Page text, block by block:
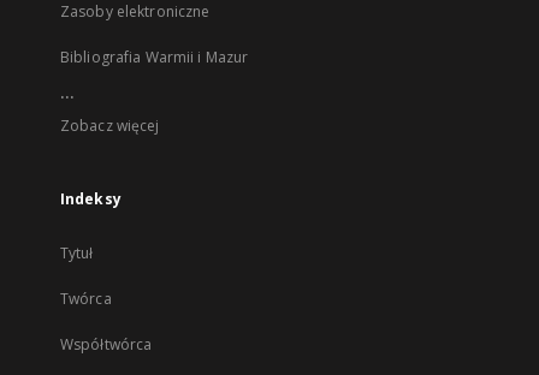
Zasoby elektroniczne
Bibliografia Warmii i Mazur
...
Zobacz więcej
Indeksy
Tytuł
Twórca
Współtwórca